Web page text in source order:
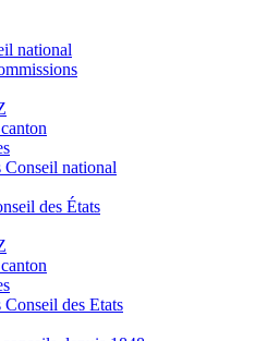
national
national
des États
des Etats